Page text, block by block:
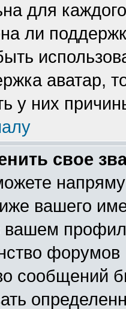
для
ли
аватар,
у них
свое
вашего
форумов
сообщений